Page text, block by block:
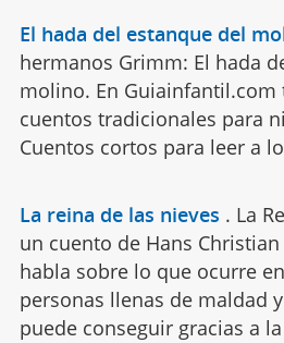
El hada del estanque del
hermanos Grimm: El hada
molino. En Guiainfantil.com
cuentos tradicionales para
Cuentos cortos para leer a
La reina de las nieves . La
un cuento de Hans
habla sobre lo que ocurre
personas llenas de maldad
puede conseguir gracias a